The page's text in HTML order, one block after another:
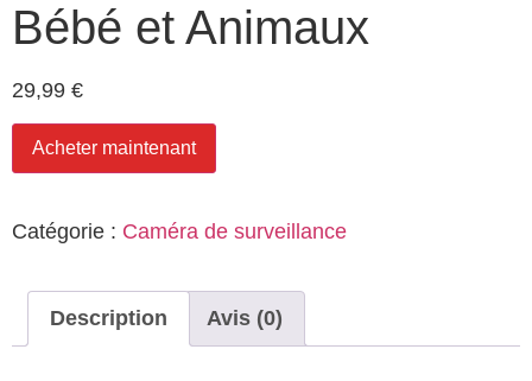
Bébé et Animaux
29,99 €
Acheter maintenant
Catégorie : Caméra de surveillance
Description Avis (0)